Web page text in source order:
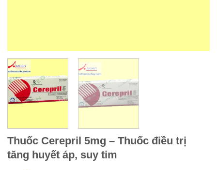
Thuốc Cerepril 5mg – Thuốc điều trị
tăng huyết áp, suy tim